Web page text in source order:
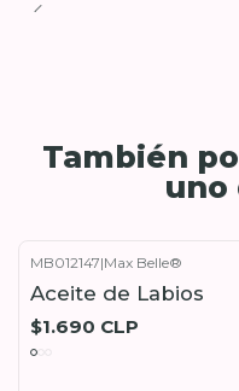
También
uno
MB012147|Max Belle®
Aceite de Labios
$1.690 CLP